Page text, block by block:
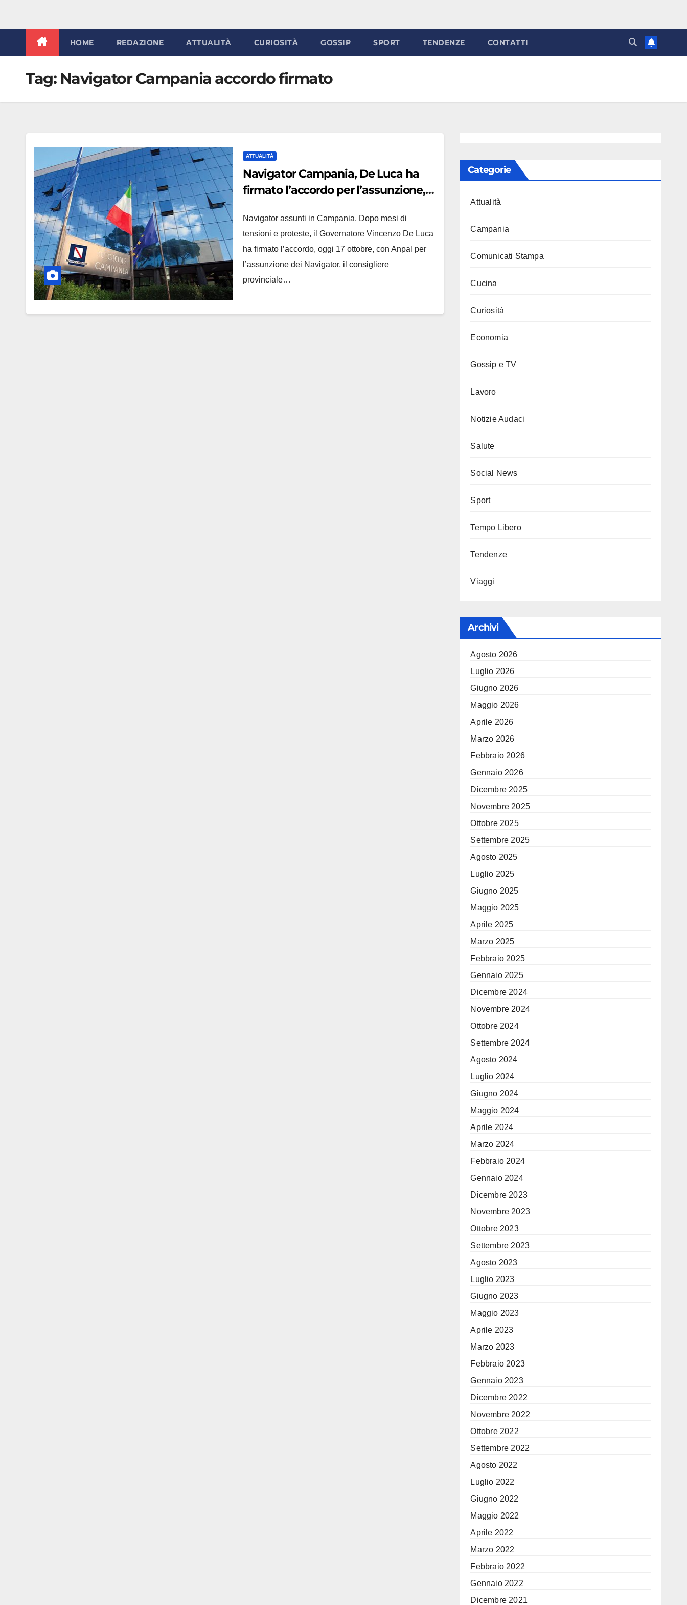
HOME REDAZIONE ATTUALITÀ CURIOSITÀ GOSSIP SPORT TENDENZE CONTATTI
Tag: Navigator Campania accordo firmato
ATTUALITÀ
Navigator Campania, De Luca ha
firmato l’accordo per l’assunzione,
Navigator assunti in Campania. Dopo mesi di
tensioni e proteste, il Governatore Vincenzo De Luca
ha firmato l’accordo, oggi 17 ottobre, con Anpal per
l’assunzione dei Navigator, il consigliere
provinciale…
Categorie
Attualità
Campania
Comunicati Stampa
Cucina
Curiosità
Economia
Gossip e TV
Lavoro
Notizie Audaci
Salute
Social News
Sport
Tempo Libero
Tendenze
Viaggi
Archivi
Agosto 2026
Luglio 2026
Giugno 2026
Maggio 2026
Aprile 2026
Marzo 2026
Febbraio 2026
Gennaio 2026
Dicembre 2025
Novembre 2025
Ottobre 2025
Settembre 2025
Agosto 2025
Luglio 2025
Giugno 2025
Maggio 2025
Aprile 2025
Marzo 2025
Febbraio 2025
Gennaio 2025
Dicembre 2024
Novembre 2024
Ottobre 2024
Settembre 2024
Agosto 2024
Luglio 2024
Giugno 2024
Maggio 2024
Aprile 2024
Marzo 2024
Febbraio 2024
Gennaio 2024
Dicembre 2023
Novembre 2023
Ottobre 2023
Settembre 2023
Agosto 2023
Luglio 2023
Giugno 2023
Maggio 2023
Aprile 2023
Marzo 2023
Febbraio 2023
Gennaio 2023
Dicembre 2022
Novembre 2022
Ottobre 2022
Settembre 2022
Agosto 2022
Luglio 2022
Giugno 2022
Maggio 2022
Aprile 2022
Marzo 2022
Febbraio 2022
Gennaio 2022
Dicembre 2021